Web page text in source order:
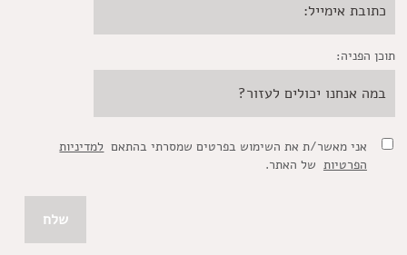
תוכן הפניה:
אני מאשר/ת את השימוש בפרטים שמסרתי בהתאם למדיניות
הפרטיותשל האתר.